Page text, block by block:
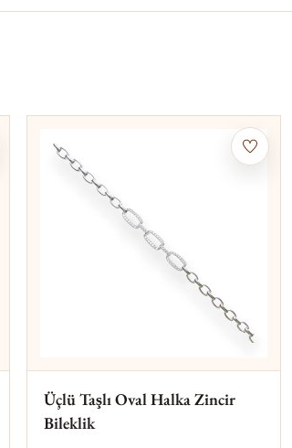
Üçlü Taşlı Oval Halka Zincir
Bileklik